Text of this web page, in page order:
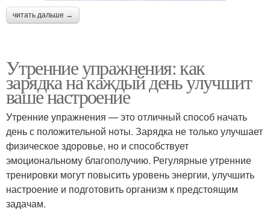
читать дальше →
Утренние упражнения: как
зарядка на каждый день улучшит
ваше настроение
Утренние упражнения — это отличный способ начать
день с положительной ноты. Зарядка не только улучшает
физическое здоровье, но и способствует
эмоциональному благополучию. Регулярные утренние
тренировки могут повысить уровень энергии, улучшить
настроение и подготовить организм к предстоящим
задачам.